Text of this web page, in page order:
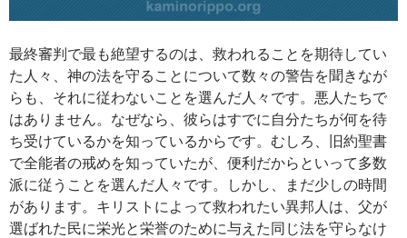
最終審判で最も絶望するのは、救われることを期待してい
た人々、神の法を守ることについて数々の警告を聞きなが
らも、それに従わないことを選んだ人々です。悪人たちで
はありません。なぜなら、彼らはすでに自分たちが何を待
ち受けているかを知っているからです。むしろ、旧約聖書
で全能者の戒めを知っていたが、便利だからといって多数
派に従うことを選んだ人々です。しかし、まだ少しの時間
があります。キリストによって救われたい異邦人は、父が
選ばれた民に栄光と栄誉のために与えた同じ法を守らなけ